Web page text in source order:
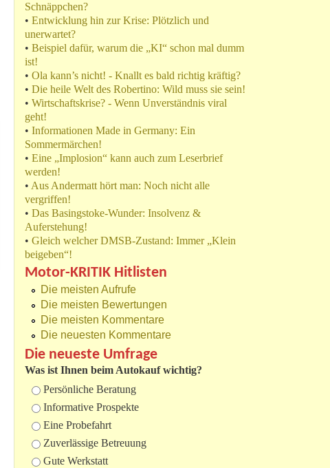
Schnäppchen?
• Entwicklung hin zur Krise: Plötzlich und
unerwartet?
• Beispiel dafür, warum die „KI“ schon mal dumm
ist!
• Ola kann’s nicht! - Knallt es bald richtig kräftig?
• Die heile Welt des Robertino: Wild muss sie sein!
• Wirtschaftskrise? - Wenn Unverständnis viral
geht!
• Informationen Made in Germany: Ein
Sommermärchen!
• Eine „Implosion“ kann auch zum Leserbrief
werden!
• Aus Andermatt hört man: Noch nicht alle
vergriffen!
• Das Basingstoke-Wunder: Insolvenz &
Auferstehung!
• Gleich welcher DMSB-Zustand: Immer „Klein
beigeben“!
Motor-KRITIK Hitlisten
Die meisten Aufrufe
Die meisten Bewertungen
Die meisten Kommentare
Die neuesten Kommentare
Die neueste Umfrage
Was ist Ihnen beim Autokauf wichtig?
Auswahlmöglichkeiten
Persönliche Beratung
Informative Prospekte
Eine Probefahrt
Zuverlässige Betreuung
Gute Werkstatt